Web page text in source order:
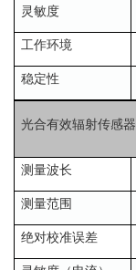
灵敏度
工作环境
稳定性
光合有效辐射传感器
测量波长
测量范围
绝对校准误差